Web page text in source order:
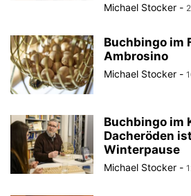
Michael Stocker -
Buchbingo im
Ambrosino
Michael Stocker -
Buchbingo im
Dacheröden
Winterpause
Michael Stocker -